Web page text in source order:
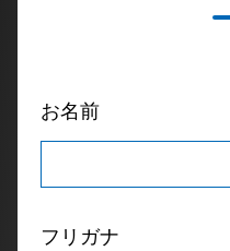
お名前
フリガナ